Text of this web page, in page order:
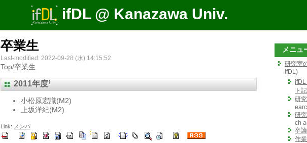
ifDL @ Kanazawa Univ.
卒業生
Last-modified: 2022-09-28 (水) 14:15:52
Top/卒業生
2011年度†
小松原宏識(M2)
上坂洋紀(M2)
Link: メンバ
メニュ
研究室
ifDL)
ifDL
ト
研
研
ch
卒
作